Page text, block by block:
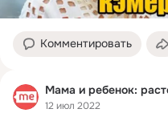
Комментировать
Мама и ребенок:
12 июл 2022